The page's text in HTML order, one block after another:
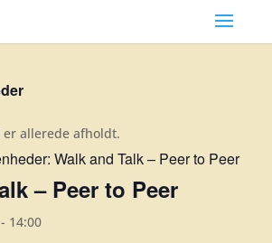
er allerede afholdt.
Walk and Talk – Peer to Peer
– Peer to Peer
- 14:00